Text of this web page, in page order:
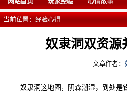
当前位置： 经验心得
奴隶洞双资源
文章作者：
奴隶洞这地图，阴森潮湿，到处是